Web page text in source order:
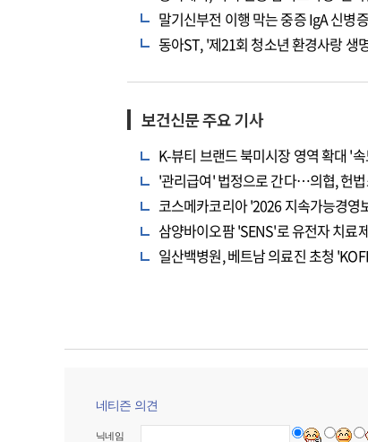
말기신부전 이행 막는 중증 IgA 신
동아ST, '제21회 청소년 환경사랑 생
보건신문 주요 기사
K-뷰티 브랜드 북미시장 영역 확대 '
'관리급여' 법정으로 간다…의협, 헌
코스메카코리아 '2026 지속가능경
삼양바이오팜 'SENS'로 유전자 치료
일산백병원, 베트남 의료진 초청
네티즌 의견
닉네임